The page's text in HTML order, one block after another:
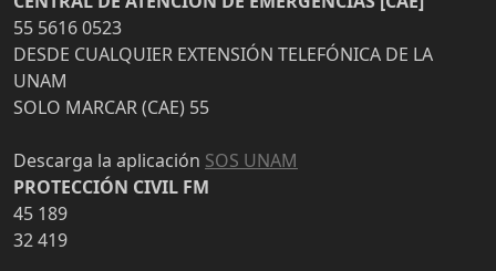
55 5616 0523
DESDE CUALQUIER EXTENSIÓN TELEFÓNICA DE LA
UNAM
SOLO MARCAR (CAE) 55
Descarga la aplicación SOS UNAM
PROTECCIÓN CIVIL FM
45 189
32 419